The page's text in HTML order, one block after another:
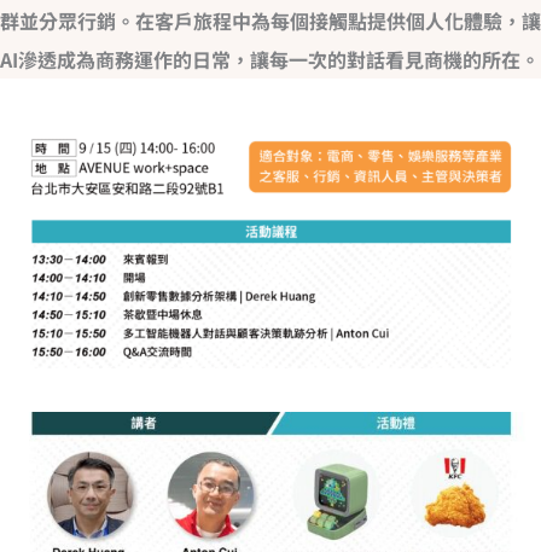
群並分眾行銷。在客戶旅程中為每個接觸點提供個人化體驗，讓
AI滲透成為商務運作的日常，讓每一次的對話看見商機的所在。